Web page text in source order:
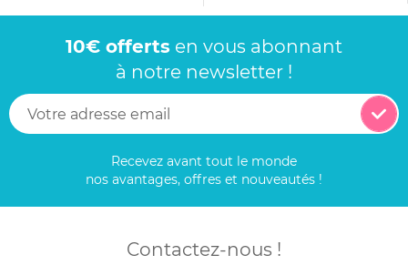
10€ offerts en vous abonnant
à notre newsletter !
Recevez avant tout le monde
nos avantages, offres et nouveautés !
Contactez-nous !